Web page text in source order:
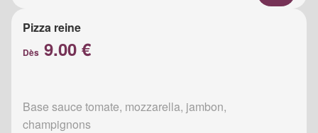
Pizza reine
Dès 9.00 €
Base sauce tomate, mozzarella, jambon,
champignons